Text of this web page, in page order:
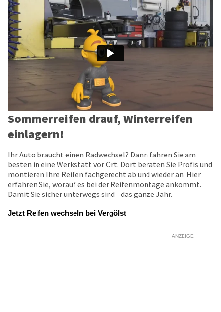
Sommerreifen drauf, Winterreifen
einlagern!
Ihr Auto braucht einen Radwechsel? Dann fahren Sie am
besten in eine Werkstatt vor Ort. Dort beraten Sie Profis und
montieren Ihre Reifen fachgerecht ab und wieder an. Hier
erfahren Sie, worauf es bei der Reifenmontage ankommt.
Damit Sie sicher unterwegs sind - das ganze Jahr.
Jetzt Reifen wechseln bei Vergölst
ANZEIGE